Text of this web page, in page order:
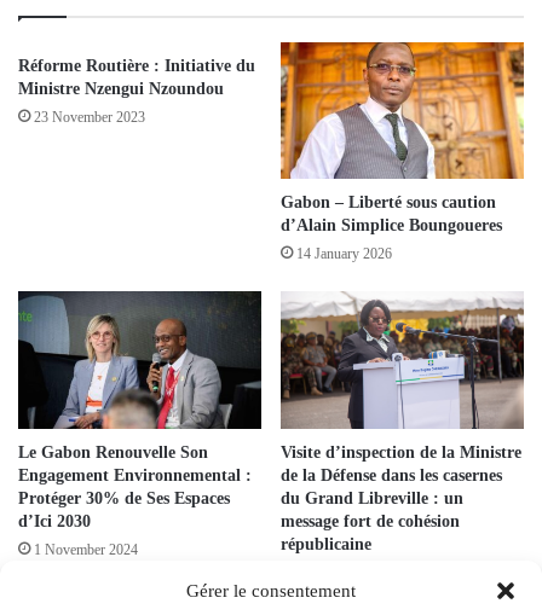
Gérer le consentement
Réforme Routière : Initiative du
Ministre Nzengui Nzoundou
23 November 2023
Gabon – Liberté sous caution
d’Alain Simplice Boungoueres
14 January 2026
Le Gabon Renouvelle Son
Engagement Environnemental :
Protéger 30% de Ses Espaces
d’Ici 2030
1 November 2024
Visite d’inspection de la Ministre
de la Défense dans les casernes
du Grand Libreville : un
message fort de cohésion
républicaine